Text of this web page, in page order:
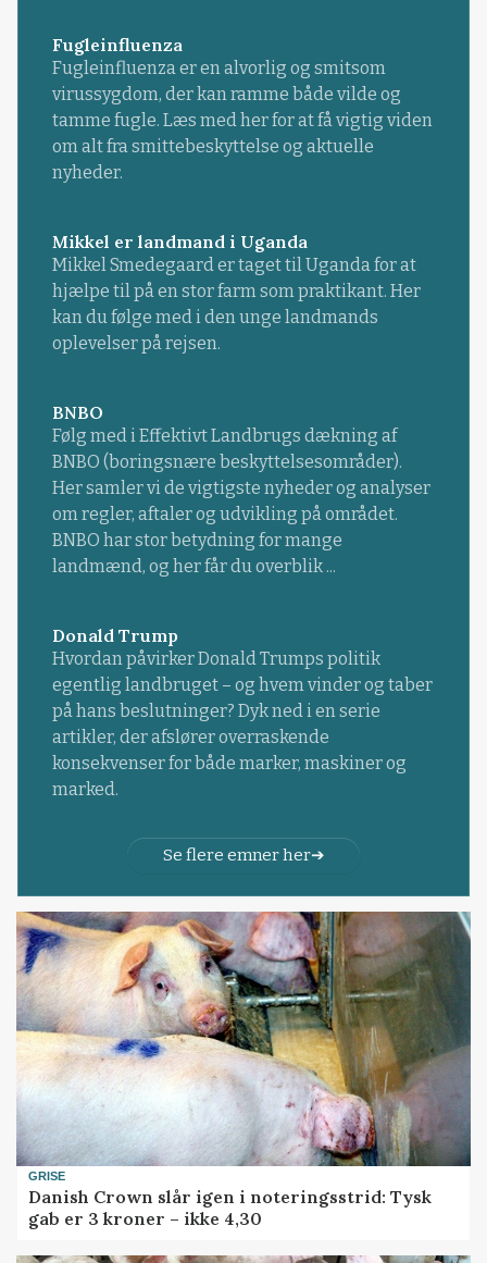
Fugleinfluenza
Fugleinfluenza er en alvorlig og smitsom
virussygdom, der kan ramme både vilde og
tamme fugle. Læs med her for at få vigtig viden
om alt fra smittebeskyttelse og aktuelle
nyheder.
Mikkel er landmand i Uganda
Mikkel Smedegaard er taget til Uganda for at
hjælpe til på en stor farm som praktikant. Her
kan du følge med i den unge landmands
oplevelser på rejsen.
BNBO
Følg med i Effektivt Landbrugs dækning af
BNBO (boringsnære beskyttelsesområder).
Her samler vi de vigtigste nyheder og analyser
om regler, aftaler og udvikling på området.
BNBO har stor betydning for mange
landmænd, og her får du overblik ...
Donald Trump
Hvordan påvirker Donald Trumps politik
egentlig landbruget – og hvem vinder og taber
på hans beslutninger? Dyk ned i en serie
artikler, der afslører overraskende
konsekvenser for både marker, maskiner og
marked.
Se flere emner her
GRISE
Danish Crown slår igen i noteringsstrid: Tysk
gab er 3 kroner – ikke 4,30